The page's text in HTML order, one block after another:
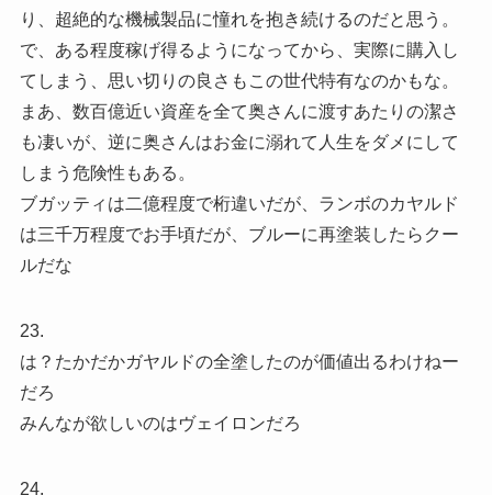
り、超絶的な機械製品に憧れを抱き続けるのだと思う。
で、ある程度稼げ得るようになってから、実際に購入し
てしまう、思い切りの良さもこの世代特有なのかもな。
まあ、数百億近い資産を全て奥さんに渡すあたりの潔さ
も凄いが、逆に奥さんはお金に溺れて人生をダメにして
しまう危険性もある。
ブガッティは二億程度で桁違いだが、ランボのカヤルド
は三千万程度でお手頃だが、ブルーに再塗装したらクー
ルだな
23.
は？たかだかガヤルドの全塗したのが価値出るわけねー
だろ
みんなが欲しいのはヴェイロンだろ
24.